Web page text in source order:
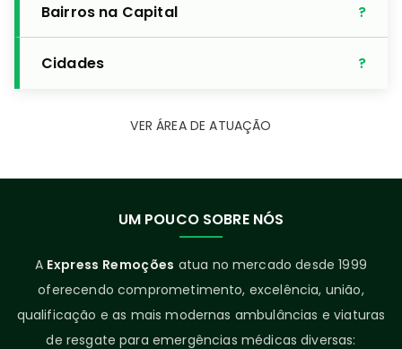
Bairros na Capital
Cidades
VER ÁREA DE ATUAÇÃO
UM POUCO SOBRE NÓS
A Express Remoções atua no mercado desde 1999
oferecendo comprometimento, excelência, união,
qualificação e as mais modernas ambulâncias e viaturas
de resgate para emergências médicas diversas: